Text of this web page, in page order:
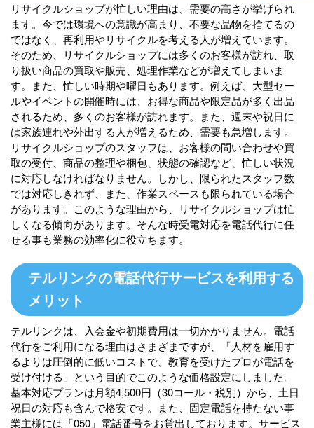
リサイクルショップが忙しい理由は、需要の高さが挙げられ
ます。今では環境への意識が高まり、不要な品物を捨てるの
ではなく、再利用やリサイクルを考える人が増えています。
そのため、リサイクルショップには多くのお客様が訪れ、取
り扱い商品の買取や販売、処理作業などが増えてしまいま
す。また、忙しい時期や曜日もあります。例えば、大型セー
ルやイベントの開催時には、お得な商品や限定品が多く出品
されるため、多くのお客様が訪れます。また、週末や祝日に
は家族連れや外出する人が増えるため、需要も急増します。
リサイクルショップのスタッフは、お客様の問い合わせや買
取の受付、商品の整理や梱包、状態の確認など、忙しい状況
に対応しなければなりません。しかし、限られたスタッフ数
では対応しきれず、また、作業スペースも限られている場合
があります。このような理由から、リサイクルショップは忙
しくなる傾向があります。そんな時受電対応を電話代行に任
せる事も業務の効率化に役立ちます。
テルリンクの電話代行サービスを利用する
メリット
テルリンクは、入会金や初期費用は一切かかりません。電話
代行をご利用になる理由はさまざまですが、「人材を雇用す
るよりは圧倒的に低いコストで、教育を受けたプロが電話を
受け付ける」という目的でこのような価格設定にしました。
基本対応プランは月額4,500円（30コール・税別）から、土日
祝日の対応も含んで格安です。また、固定電話を持たない事
業主様には「050」電話番号をお貸出しております。サービス